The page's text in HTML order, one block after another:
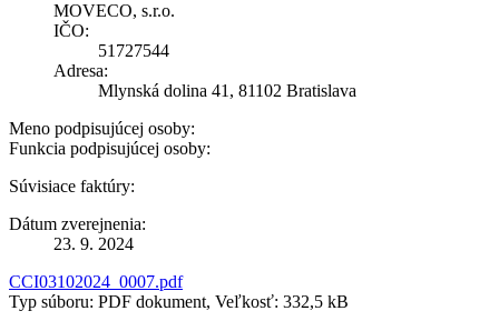
MOVECO, s.r.o.
IČO:
51727544
Adresa:
Mlynská dolina 41, 81102 Bratislava
Meno podpisujúcej osoby:
Funkcia podpisujúcej osoby:
Súvisiace faktúry:
Dátum zverejnenia:
23. 9. 2024
CCI03102024_0007.pdf
Typ súboru: PDF dokument, Veľkosť: 332,5 kB